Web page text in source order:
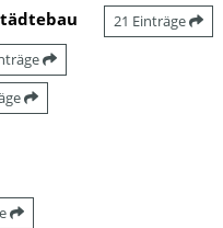
21 Einträge